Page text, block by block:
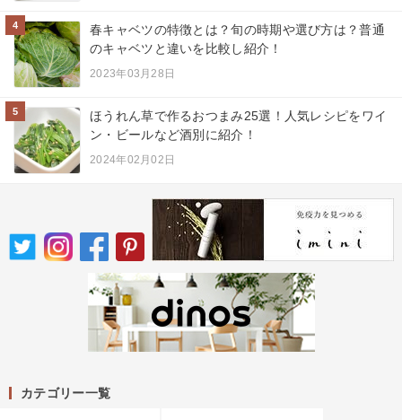
4
春キャベツの特徴とは？旬の時期や選び方は？普通
のキャベツと違いを比較し紹介！
2023年03月28日
5
ほうれん草で作るおつまみ25選！人気レシピをワイ
ン・ビールなど酒別に紹介！
2024年02月02日
カテゴリー一覧